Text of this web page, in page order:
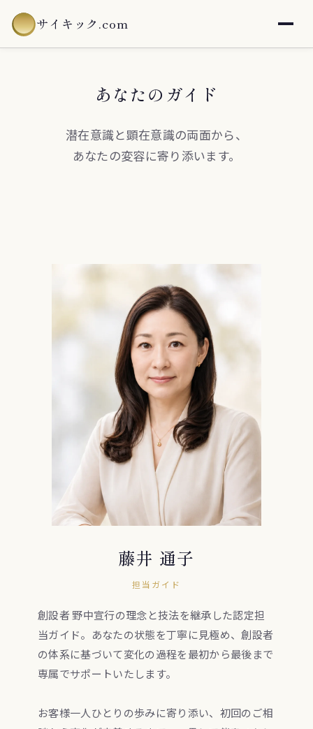
サイキック.com
あなたのガイド
潜在意識と顕在意識の両面から、
あなたの変容に寄り添います。
藤井 通子
担当ガイド
創設者 野中宣行の理念と技法を継承した認定担
当ガイド。あなたの状態を丁寧に見極め、創設者
の体系に基づいて変化の過程を最初から最後まで
専属でサポートいたします。
お客様一人ひとりの歩みに寄り添い、初回のご相